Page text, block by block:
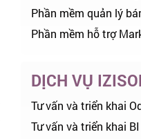
Phần mềm quản lý
Phần mềm hỗ trợ
DỊCH VỤ
Tư vấn và triển khai
Tư vấn và triển khai BI